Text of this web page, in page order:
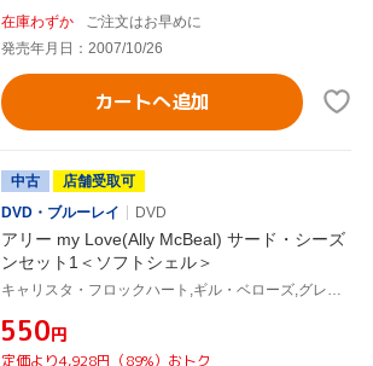
在庫わずか
ご注文はお早めに
発売年月日：2007/10/26
カートへ追加
中古
店舗受取可
DVD・ブルーレイ
DVD
アリー my Love(Ally McBeal) サード・シーズ
ンセット1＜ソフトシェル＞
¥550円
定価より4,928円（89%）おトク